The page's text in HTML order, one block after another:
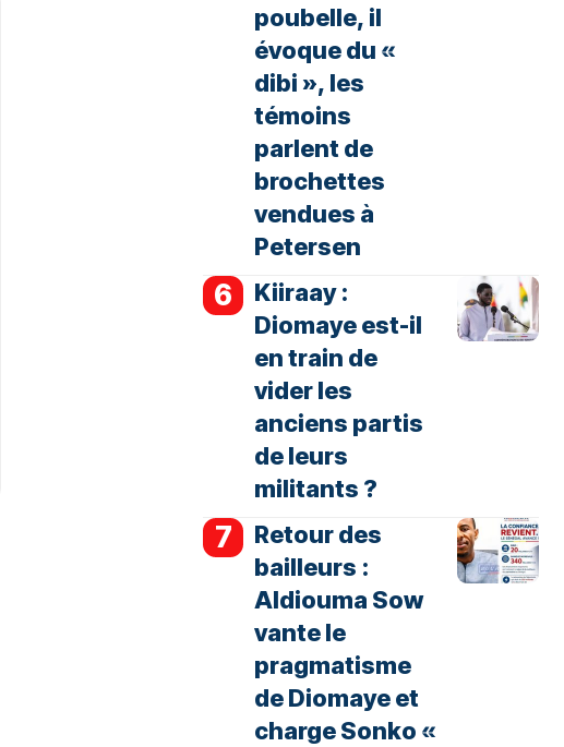
poubelle, il
évoque du «
dibi », les
témoins
parlent de
brochettes
vendues à
Petersen
Kiiraay :
Diomaye est-il
en train de
vider les
anciens partis
de leurs
militants ?
Retour des
bailleurs :
Aldiouma Sow
vante le
pragmatisme
de Diomaye et
charge Sonko «